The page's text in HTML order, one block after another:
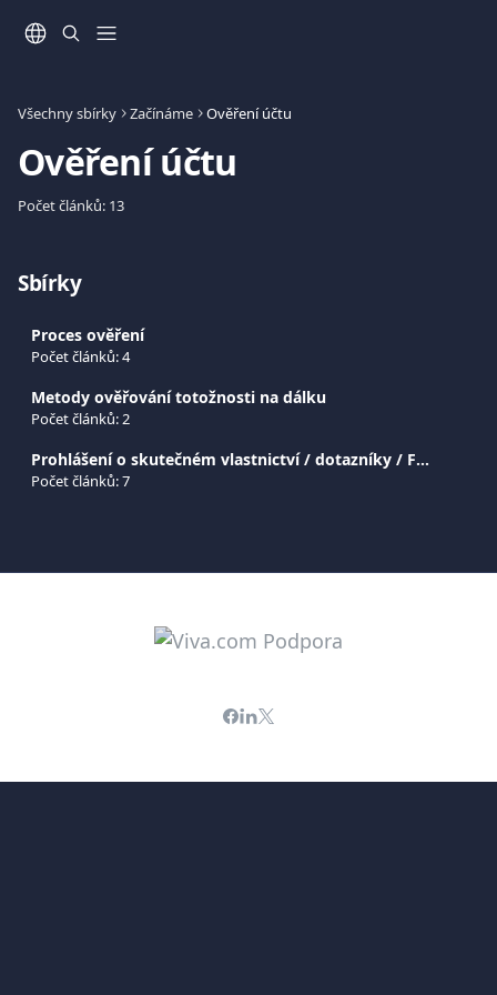
Všechny sbírky Začínáme Ověření účtu
Ověření účtu
Počet článků: 13
Sbírky
Proces ověření
Počet článků: 4
Metody ověřování totožnosti na dálku
Počet článků: 2
Prohlášení o skutečném vlastnictví / dotazníky / FATCA-CRS
Počet článků: 7